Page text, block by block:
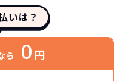
いは？
ら 0円